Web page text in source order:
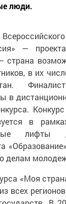
люди.
— проекта
в их
в
в
лифты
делам
«Моя
всех